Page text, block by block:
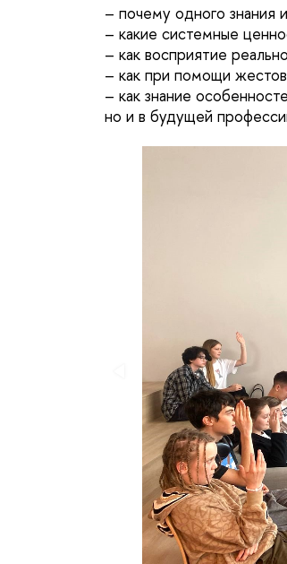
– почему одного знания
– какие системные
– как восприятие
– как при помощи
– как знание
но и в будущей